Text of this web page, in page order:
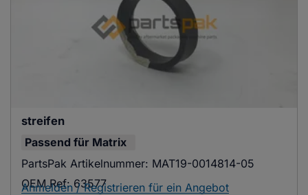
streifen
Passend für Matrix
PartsPak Artikelnummer: MAT19-0014814-05
OEM Ref: 63577
Anmelden / Registrieren für ein Angebot